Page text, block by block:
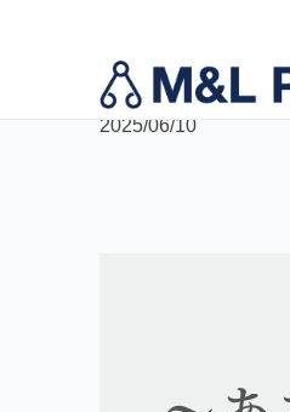
＜宮城会場＞モビバ
2025/06/10